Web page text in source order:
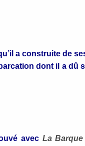
a construite de
dont il a dû
avec La